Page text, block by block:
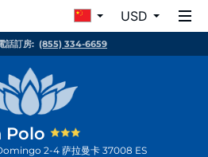
USD
話訂房: (855) 334-6659
Polo
2-4 萨拉曼卡 37008 ES